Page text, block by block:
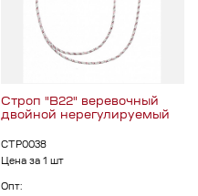
Строп "В22" веревочный
двойной нерегулируемый
СТР0038
Цена за 1 шт
Опт: